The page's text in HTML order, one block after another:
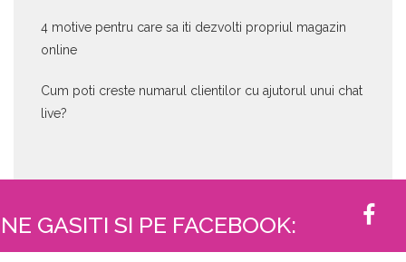
4 motive pentru care sa iti dezvolti propriul magazin
online
Cum poti creste numarul clientilor cu ajutorul unui chat
live?
NE GASITI SI PE FACEBOOK: